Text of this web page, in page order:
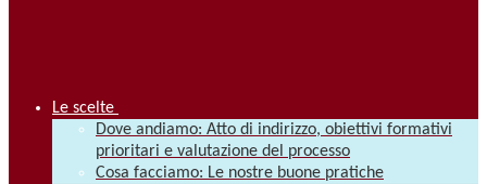
Le scelte
Dove andiamo: Atto di indirizzo, obiettivi formativi
prioritari e valutazione del processo
Cosa facciamo: Le nostre buone pratiche